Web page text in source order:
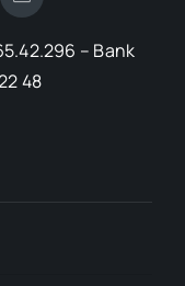
– Bank
48